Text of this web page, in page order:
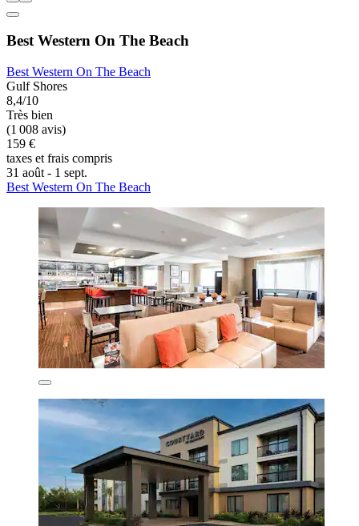
Best Western On The Beach
Best Western On The Beach
Gulf Shores
8,4/10
Très bien
(1 008 avis)
159 €
taxes et frais compris
31 août - 1 sept.
Best Western On The Beach